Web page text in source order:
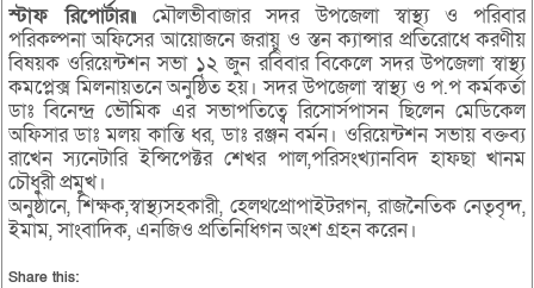
স্টাফ রিপোর্টার॥মৌলভীবাজার সদর উপজেলা স্বাস্থ্য ও পরিবার
পরিকল্পনা অফিসের আয়োজনে জরায়ু ও স্তন ক্যান্সার প্রতিরোধে করণীয়
বিষয়ক ওরিয়েন্টশন সভা ১২ জুন রবিবার বিকেলে সদর উপজেলা স্বাস্থ্য
কমপ্লেক্স মিলনায়তনে অনুষ্ঠিত হয়। সদর উপজেলা স্বাস্থ্য ও প.প কর্মকর্তা
ডাঃ বিনেন্দ্র ভৌমিক এর সভাপতিত্বে রিসোর্সপাসন ছিলেন মেডিকেল
অফিসার ডাঃ মলয় কান্তি ধর, ডাঃ রঞ্জন বর্মন। ওরিয়েন্টশন সভায় বক্তব্য
রাখেন স্যনেটারি ইন্সিপেক্টর শেখর পাল,পরিসংখ্যানবিদ হাফছা খানম
চৌধুরী প্রমুখ।
অনুষ্ঠানে, শিক্ষক,স্বাস্থ্যসহকারী, হেলথপ্রোপাইটরগন, রাজনৈতিক নেতৃবৃন্দ,
ইমাম, সাংবাদিক, এনজিও প্রতিনিধিগন অংশ গ্রহন করেন।
Share this: